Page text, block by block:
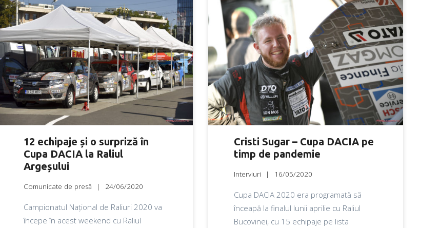
12 echipaje și o surpriză în
Cupa DACIA la Raliul
Argeșului
Comunicate de presă 24/06/2020
Campionatul Național de Raliuri 2020 va
începe în acest weekend cu Raliul
Cristi Sugar – Cupa DACIA pe
timp de pandemie
Interviuri 16/05/2020
Cupa DACIA 2020 era programată să
înceapă la finalul lunii aprilie cu Raliul
Bucovinei, cu 15 echipaje pe lista